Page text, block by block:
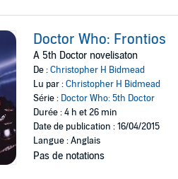
Doctor Who: Frontios
A 5th Doctor novelisaton
De :Christopher H Bidmead
Lu par :Christopher H Bidmead
Série : Doctor Who: 5th Doctor
Durée : 4 h et 26 min
Date de publication : 16/04/2015
Langue : Anglais
Pas de notations